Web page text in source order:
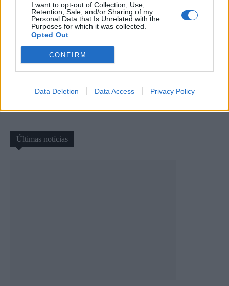
I want to opt-out of Collection, Use,
Retention, Sale, and/or Sharing of my
Personal Data that Is Unrelated with the
Purposes for which it was collected.
Opted Out
CONFIRM
Data Deletion Data Access Privacy Policy
AFVR: Boa casa no empate
II Liga: Chaves vence FC Porto
Últimas notícias